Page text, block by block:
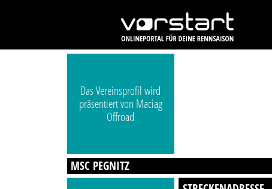
Das Vereinsprofil wird
präsentiert von Maciag
Offroad
MSC PEGNITZ